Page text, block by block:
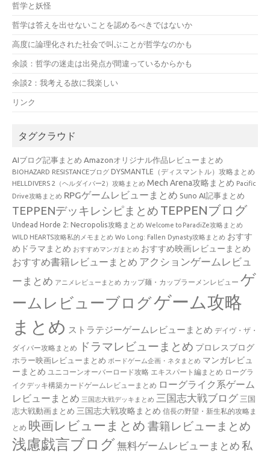
哲学と妖怪
哲学は答えを出せないことを認めるべきではないか
高度に論理化された社会で叫ぶことが哲学なのかも
余談：哲学の迷走は出発点が間違っているからかも
余談2：我考える故に我楽しい
リンク
タグクラウド
AIブログ記事まとめ Amazonオリジナル作品レビューまとめ
BIOHAZARD RESISTANCEブログ DYSMANTLE（ディスマントル）攻略まとめ
HELLDIVERS 2（ヘルダイバー2）攻略まとめ Mech Arena攻略まとめ Pacific
Drive攻略まとめ RPGゲームレビューまとめ Suno AI記事まとめ
TEPPENデッキレシピまとめ TEPPENブログ
Undead Horde 2: Necropolis攻略まとめ Welcome to ParadiZe攻略まとめ
WILD HEARTS攻略私的メモまとめ Wo Long: Fallen Dynasty攻略まとめ おすす
めドラマまとめ おすすめマンガまとめ おすすめ映画レビューまとめ
おすすめ書籍レビューまとめ アクションゲームレビュ
ーまとめ アニメレビューまとめ カップ麺・カップラーメンレビュー ゲ
ームレビューブログゲーム攻略
まとめ ストラテジーゲームレビューまとめ デイヴ・ザ・
ダイバー攻略まとめ ドラマレビューまとめ プロレスブログ
ホラー映画レビューまとめ ボードゲーム企画・ネタまとめ マンガレビュ
ーまとめ ユニコーンオーバーロード攻略 エキスパート編まとめ ローグラ
イクデッキ構築カードゲームレビューまとめ ローグライク系ゲーム
レビューまとめ 三国志大戦デッキまとめ 三国志大戦ブログ 三国
志大戦動画まとめ 三国志大戦攻略まとめ 信長の野望・新生私的攻略ま
とめ 映画レビューまとめ 書籍レビューまとめ
浅慮戯言ブログ無料ゲームレビューまとめ 私